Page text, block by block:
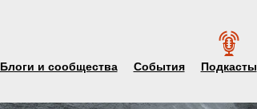
Блоги и сообщества События Подкасты